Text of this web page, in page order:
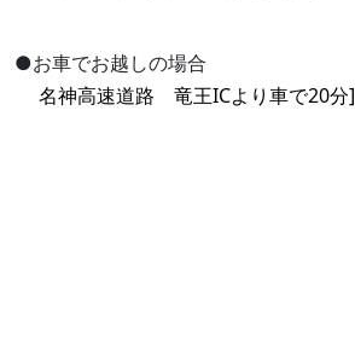
●お車でお越しの場合
名神高速道路 竜王ICより車で20分]